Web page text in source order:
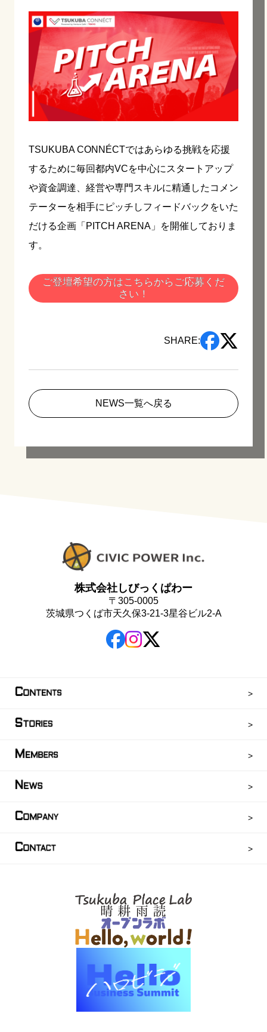
TSUKUBA CONNÉCTではあらゆる挑戦を応援
するために毎回都内VCを中心にスタートアップ
や資金調達、経営や専門スキルに精通したコメン
テーターを相手にピッチしフィードバックをいた
だける企画「PITCH ARENA」を開催しておりま
す。
ご登壇希望の方はこちらからご応募くだ
さい！
SHARE:
NEWS一覧へ戻る
株式会社しびっくぱわー
〒305-0005
茨城県つくば市天久保3-21-3星谷ビル2-A
CONTENTS
STORIES
MEMBERS
N EWS
COMPANY
CONTACT